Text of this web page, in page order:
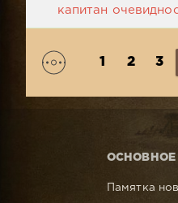
капитан
1 2 3
ОСНОВНОЕ
Памятка